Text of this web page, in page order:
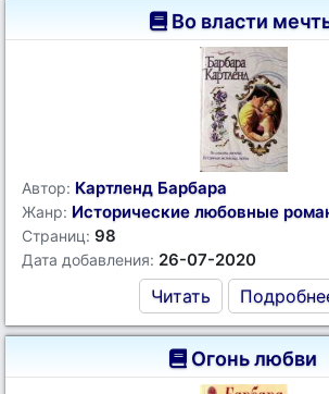
Во власти
Автор: Картленд Барбара
Жанр: Исторические любовные
Страниц: 98
Дата добавления: 26-07-2020
Читать
Огонь любви